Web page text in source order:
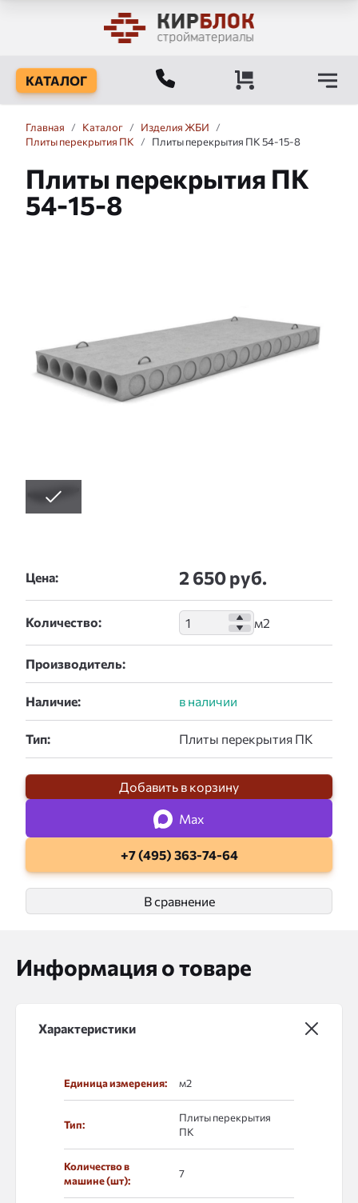
КАТАЛОГ
Главная / Каталог / Изделия ЖБИ
/
Плиты перекрытия ПК
/ Плиты перекрытия ПК 54-15-8
Плиты перекрытия ПК
54-15-8
Цена: 2 650 руб.
Количество:
Производитель:
Наличие:
Тип:
Добавить в корзину
Max
+7 (495) 363-74-64
В сравнение
Информация о товаре
Характеристики
Единица измерения: м2
Тип:
Плиты перекрытия
ПК
Количество в
машине (шт):
7